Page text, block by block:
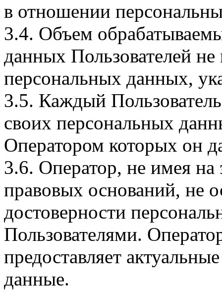
в отношении
3.4. Объем
данных Пользователей
персональных данных,
3.5. Каждый
своих персональных
Оператором которых он
3.6. Оператор, не имея
правовых оснований, не
достоверности
Пользователями.
предоставляет
данные.